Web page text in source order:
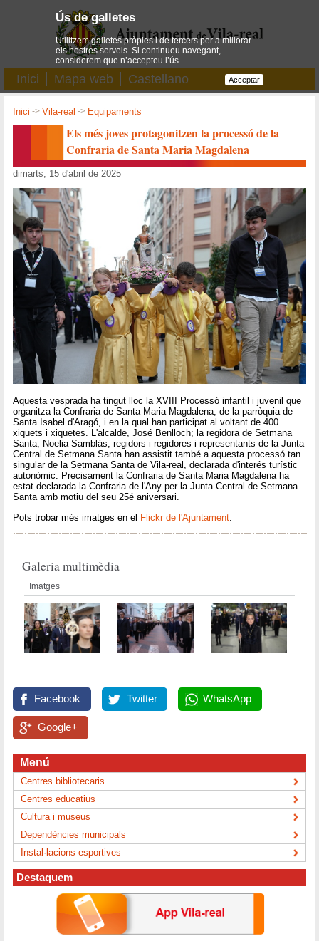
Inici Mapa web Castellano
Inici ->Vila-real -> Equipaments
Els més joves protagonitzen la processó de la
Confraria de Santa Maria Magdalena
dimarts, 15 d'abril de 2025
Aquesta vesprada ha tingut lloc la XVIII Processó infantil i juvenil que
organitza la Confraria de Santa Maria Magdalena, de la parròquia de
Santa Isabel d'Aragó, i en la qual han participat al voltant de 400
xiquets i xiquetes. L'alcalde, José Benlloch; la regidora de Setmana
Santa, Noelia Samblás; regidors i regidores i representants de la Junta
Central de Setmana Santa han assistit també a aquesta processó tan
singular de la Setmana Santa de Vila-real, declarada d'interés turístic
autonòmic. Precisament la Confraria de Santa Maria Magdalena ha
estat declarada la Confraria de l'Any per la Junta Central de Setmana
Santa amb motiu del seu 25é aniversari.
Pots trobar més imatges en el Flickr de l'Ajuntament
Galeria multimèdia
Imatges
Facebook Twitter WhatsApp
Google+
Menú
Centres bibliotecaris
Centres educatius
Cultura i museus
Dependències municipals
Instal·lacions esportives
Destaquem
Ús de galletes
Utilitzem galletes pròpies i de tercers per a millorar
els nostres serveis. Si continueu navegant,
considerem que n’accepteu l’ús.
Acceptar